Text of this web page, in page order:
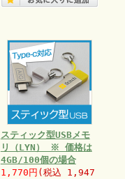
スティック型USBメモ
リ（LYN） ※ 価格は
4GB/100個の場合
1,770円 (税込 1,947